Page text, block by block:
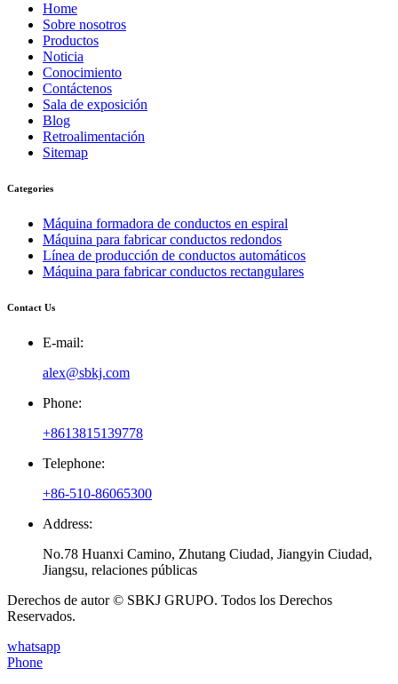
Home
Sobre nosotros
Productos
Noticia
Conocimiento
Contáctenos
Sala de exposición
Blog
Retroalimentación
Sitemap
Categories
Máquina formadora de conductos en espiral
Máquina para fabricar conductos redondos
Línea de producción de conductos automáticos
Máquina para fabricar conductos rectangulares
Contact Us
E-mail:
alex@sbkj.com
Phone:
+8613815139778
Telephone:
+86-510-86065300
Address:
No.78 Huanxi Camino, Zhutang Ciudad, Jiangyin Ciudad,
Jiangsu, relaciones públicas
Derechos de autor © SBKJ GRUPO. Todos los Derechos
Reservados.
whatsapp
Phone